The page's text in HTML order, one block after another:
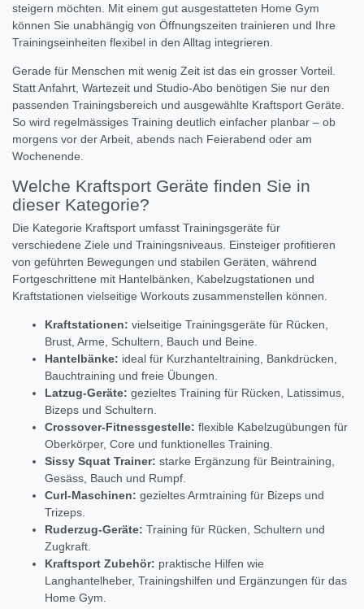
steigern möchten. Mit einem gut ausgestatteten Home Gym
können Sie unabhängig von Öffnungszeiten trainieren und Ihre
Trainingseinheiten flexibel in den Alltag integrieren.
Gerade für Menschen mit wenig Zeit ist das ein grosser Vorteil.
Statt Anfahrt, Wartezeit und Studio-Abo benötigen Sie nur den
passenden Trainingsbereich und ausgewählte Kraftsport Geräte.
So wird regelmässiges Training deutlich einfacher planbar – ob
morgens vor der Arbeit, abends nach Feierabend oder am
Wochenende.
Welche Kraftsport Geräte finden Sie in
dieser Kategorie?
Die Kategorie Kraftsport umfasst Trainingsgeräte für
verschiedene Ziele und Trainingsniveaus. Einsteiger profitieren
von geführten Bewegungen und stabilen Geräten, während
Fortgeschrittene mit Hantelbänken, Kabelzugstationen und
Kraftstationen vielseitige Workouts zusammenstellen können.
Kraftstationen: vielseitige Trainingsgeräte für Rücken,
Brust, Arme, Schultern, Bauch und Beine.
Hantelbänke: ideal für Kurzhanteltraining, Bankdrücken,
Bauchtraining und freie Übungen.
Latzug-Geräte: gezieltes Training für Rücken, Latissimus,
Bizeps und Schultern.
Crossover-Fitnessgestelle: flexible Kabelzugübungen für
Oberkörper, Core und funktionelles Training.
Sissy Squat Trainer: starke Ergänzung für Beintraining,
Gesäss, Bauch und Rumpf.
Curl-Maschinen: gezieltes Armtraining für Bizeps und
Trizeps.
Ruderzug-Geräte: Training für Rücken, Schultern und
Zugkraft.
Kraftsport Zubehör: praktische Hilfen wie
Langhantelheber, Trainingshilfen und Ergänzungen für das
Home Gym.